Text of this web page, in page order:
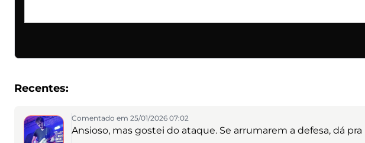
Recentes:
Comentado em 25/01/2026 07:02
Ansioso, mas gostei do ataque. Se arrumarem a defesa, dá